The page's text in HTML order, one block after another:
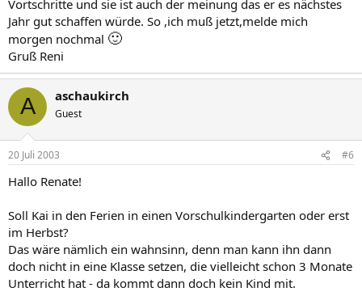
Vortschritte und sie ist auch der meinung das er es nächstes
Jahr gut schaffen würde. So ,ich muß jetzt,melde mich
morgen nochmal 🙂
Gruß Reni
A aschaukirch
Guest
20 Juli 2003 #6
Hallo Renate!
Soll Kai in den Ferien in einen Vorschulkindergarten oder erst
im Herbst?
Das wäre nämlich ein wahnsinn, denn man kann ihn dann
doch nicht in eine Klasse setzen, die vielleicht schon 3 Monate
Unterricht hat - da kommt dann doch kein Kind mit.